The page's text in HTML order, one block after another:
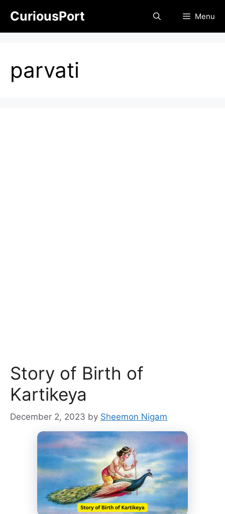
content
CuriousPort Menu
parvati
Story of Birth of
Kartikeya
December 2, 2023 by Sheemon Nigam